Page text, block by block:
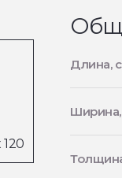
Длина,